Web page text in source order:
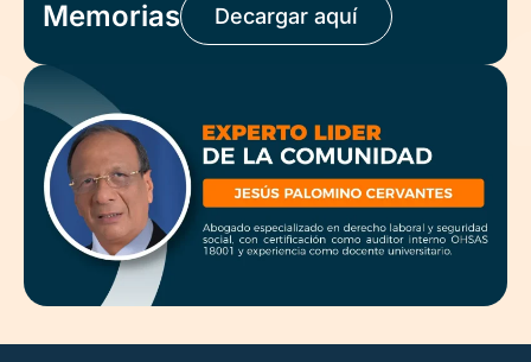
Memorias Decargar aquí